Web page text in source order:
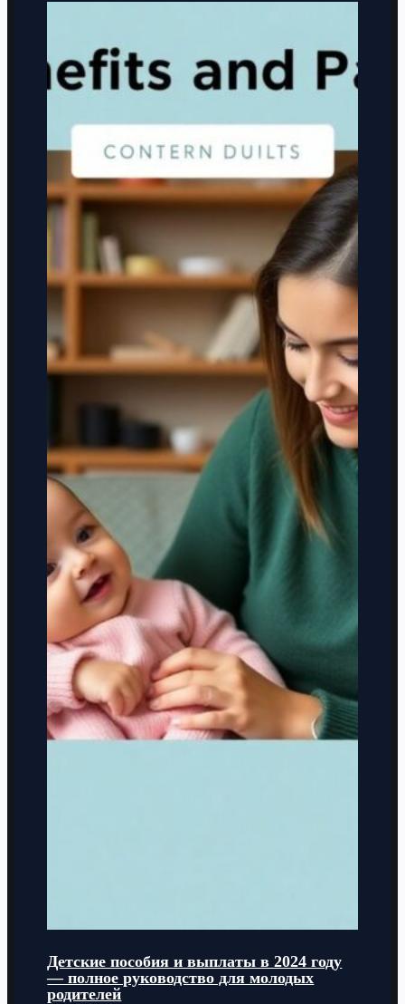
Детские пособия и выплаты в 2024 году
— полное руководство для молодых
родителей